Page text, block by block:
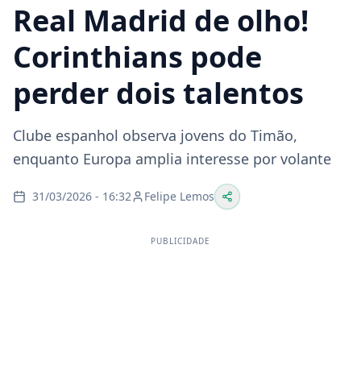
Real Madrid de olho!
Corinthians pode
perder dois talentos
Clube espanhol observa jovens do Timão,
enquanto Europa amplia interesse por volante
31/03/2026 - 16:32 Felipe Lemos
PUBLICIDADE